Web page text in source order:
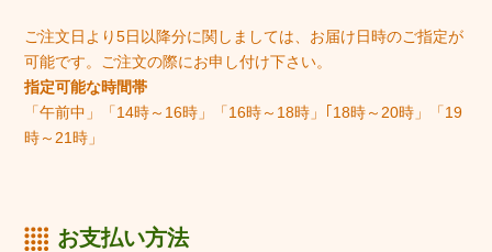
ご注文日より5日以降分に関しましては、お届け日時のご指定が
可能です。ご注文の際にお申し付け下さい。
指定可能な時間帯
「午前中」「14時～16時」「16時～18時」｢18時～20時」「19
時～21時」
お支払い方法